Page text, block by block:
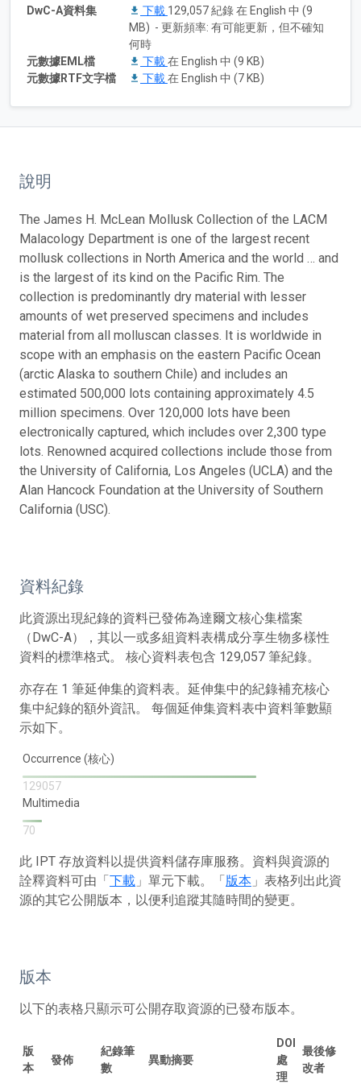
DwC-A資料集
下載 129,057 紀錄 在 English 中 (9
MB) - 更新頻率: 有可能更新，但不確知
何時
元數據EML檔
下載在 English 中 (9 KB)
元數據RTF文字檔
下載在 English 中 (7 KB)
說明
The James H. McLean Mollusk Collection of the LACM
Malacology Department is one of the largest recent
mollusk collections in North America and the world … and
is the largest of its kind on the Pacific Rim. The
collection is predominantly dry material with lesser
amounts of wet preserved specimens and includes
material from all molluscan classes. It is worldwide in
scope with an emphasis on the eastern Pacific Ocean
(arctic Alaska to southern Chile) and includes an
estimated 500,000 lots containing approximately 4.5
million specimens. Over 120,000 lots have been
electronically captured, which includes over 2,300 type
lots. Renowned acquired collections include those from
the University of California, Los Angeles (UCLA) and the
Alan Hancock Foundation at the University of Southern
California (USC).
資料紀錄
此資源出現紀錄的資料已發佈為達爾文核心集檔案
（DwC-A），其以一或多組資料表構成分享生物多樣性
資料的標準格式。 核心資料表包含 129,057 筆紀錄。
亦存在 1 筆延伸集的資料表。延伸集中的紀錄補充核心
集中紀錄的額外資訊。 每個延伸集資料表中資料筆數顯
示如下。
Occurrence (核心)
129057
Multimedia
70
此 IPT 存放資料以提供資料儲存庫服務。資料與資源的
詮釋資料可由「下載 」單元下載。「版本 」表格列出此資
源的其它公開版本，以便利追蹤其隨時間的變更。
版本
以下的表格只顯示可公開存取資源的已發布版本。
版
本
發佈
紀錄筆
數
異動摘要
DOI
處
理
最後修
改者